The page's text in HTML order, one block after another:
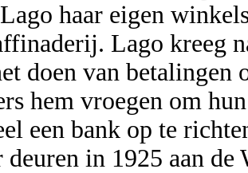
haar eigen
Lago kreeg
doen van betalingen
hem vroegen om
een bank op te
deuren in 1925 aan